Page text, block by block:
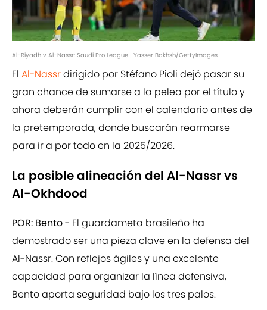
Al-Riyadh v Al-Nassr: Saudi Pro League | Yasser Bakhsh/GettyImages
El Al-Nassrdirigido por Stéfano Pioli dejó pasar su
gran chance de sumarse a la pelea por el título y
ahora deberán cumplir con el calendario antes de
la pretemporada, donde buscarán rearmarse
para ir a por todo en la 2025/2026.
La posible alineación del Al-Nassr vs
Al-Okhdood
POR: Bento- El guardameta brasileño ha
demostrado ser una pieza clave en la defensa del
Al-Nassr. Con reflejos ágiles y una excelente
capacidad para organizar la línea defensiva,
Bento aporta seguridad bajo los tres palos.